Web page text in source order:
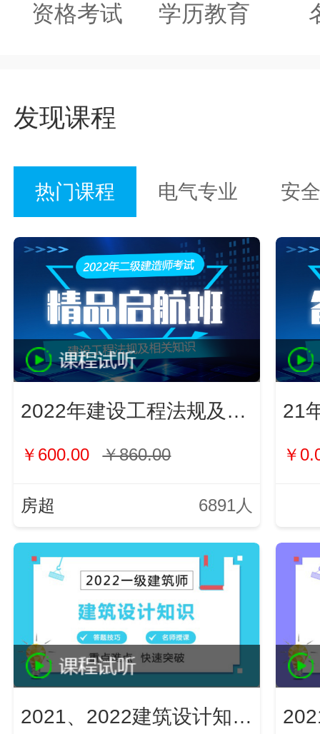
资格考试 学历教育
发现课程
热门课程 电气专业 安
2022年建设工程法规及相关知识
￥600.00 ￥860.00
房超 6891人
21
￥
2021、2022建筑设计知识（新）